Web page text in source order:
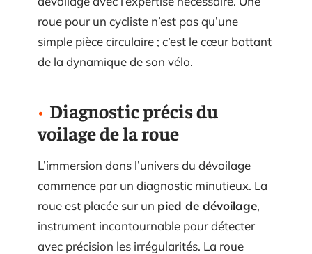
roue pour un cycliste n’est pas qu’une
simple pièce circulaire ; c’est le cœur battant
de la dynamique de son vélo.
Diagnostic précis du
voilage de la roue
L’immersion dans l’univers du dévoilage
commence par un diagnostic minutieux. La
roue est placée sur un pied de dévoilage,
instrument incontournable pour détecter
avec précision les irrégularités. La roue